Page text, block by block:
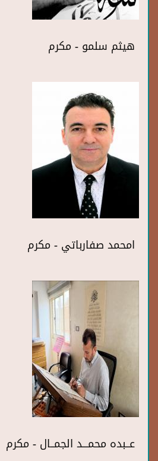
هيثم سلمو - مكرم
امحمد صفارباتي - مكرم
عــبده محمـــد الجمــال - مكرم